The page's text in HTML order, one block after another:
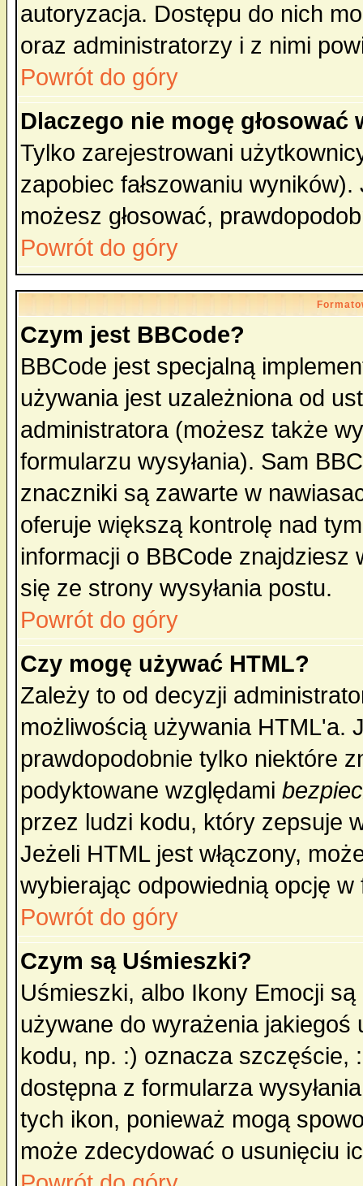
autoryzacja. Dostępu do nich
oraz administratorzy i z nimi
Powrót do góry
Dlaczego nie mogę głosować
Tylko zarejestrowani
zapobiec fałszowaniu
możesz głosować,
Powrót do góry
Czym jest BBCode?
BBCode jest specjalną
używania jest uzależniona od
administratora (możesz także
formularzu wysyłania). Sam
znaczniki są zawarte w
oferuje większą kontrolę nad
informacji o BBCode
się ze strony wysyłania postu.
Powrót do góry
Czy mogę używać HTML?
Zależy to od decyzji
możliwością używania HTML'a.
prawdopodobnie tylko niektóre
podyktowane względami
przez ludzi kodu, który zepsuje
Jeżeli HTML jest włączony,
wybierając odpowiednią opcję w
Powrót do góry
Czym są Uśmieszki?
Uśmieszki, albo Ikony Emocji
używane do wyrażenia
kodu, np. :) oznacza szczęście,
dostępna z formularza
tych ikon, ponieważ mogą
może zdecydować o usunięciu